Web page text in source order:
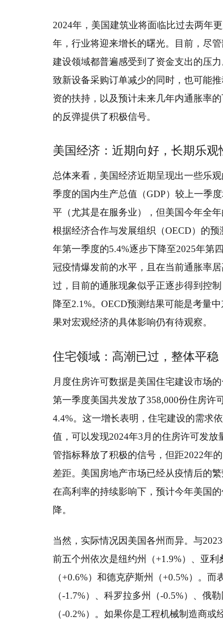
2024年，美国建筑业将面临比过去两年
年，行业将迎来增长的曙光。目前，尽
建设领域都普遍感受到了资金支出的压
致新设备采购订单减少的同时，也可能
资的扶持，以及预计未来几年内通胀率
的反弹提供了积极信号。
美国经济：近期向好，长期乐观
总体来看，美国经济近期呈现出一些乐
季度的国内生产总值（GDP）较上一季
平（尤其是在服务业），但美国今年全
根据经济合作与发展组织（OECD）的
年第一季度的5.4%逐步下降至2025年第
冠疫情爆发前的水平，且在当前通胀率
过，目前的通胀现象似乎正逐步得到控
降至2.1%。OECD预测结果可能是考量
果对宏观经济的具体影响仍有待观察。
住宅领域：高潮已过，整体平稳
月度住房许可数据是美国住宅建设市场
第一季度美国共发放了358,000份住房许
4.4%。这一增长表明，住宅建设的需求
值，可以发现2024年3月的住房许可发
管指标释放了积极的信号，但距2022年
差距。美国房地产市场已经从疫情后的
在高利率的持续影响下，预计今年美国
降。
当然，实际情况因美国各州而异。与
前五个州依次是纽约州（+1.9%）、亚
（+0.6%）和德克萨斯州（+0.5%）。
（-1.7%）、科罗拉多州（-0.5%）、俄
（-0.2%）。如果你是工程机械制造商